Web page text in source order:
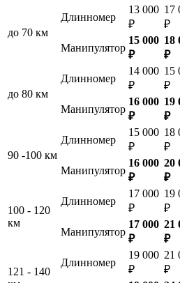
до 70 км
Длинномер
13 000
₽
17
₽
Манипулятор
15 000
₽
18
₽
до 80 км
Длинномер
14 000
₽
15
₽
Манипулятор
16 000
₽
19
₽
90 -100 км
Длинномер
15 000
₽
18
₽
Манипулятор
16 000
₽
20
₽
100 - 120
км
Длинномер
17 000
₽
19
₽
Манипулятор
17 000
₽
21
₽
121 - 140
Длинномер
19 000
₽
21
₽